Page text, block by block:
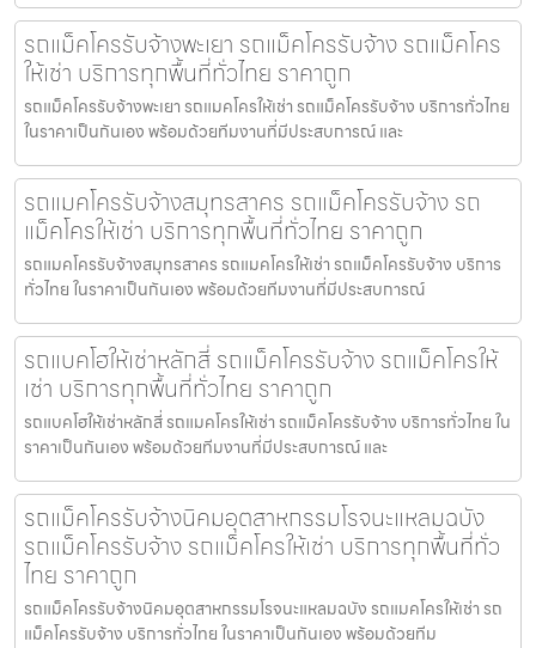
รถแม็คโครรับจ้างพะเยา รถแม็คโครรับจ้าง รถแม็คโคร
ให้เช่า บริการทุกพื้นที่ทั่วไทย ราคาถูก
รถแม็คโครรับจ้างพะเยา รถแมคโครให้เช่า รถแม็คโครรับจ้าง บริการทั่วไทย
ในราคาเป็นกันเอง พร้อมด้วยทีมงานที่มีประสบการณ์ และ
รถแมคโครรับจ้างสมุทรสาคร รถแม็คโครรับจ้าง รถ
แม็คโครให้เช่า บริการทุกพื้นที่ทั่วไทย ราคาถูก
รถแมคโครรับจ้างสมุทรสาคร รถแมคโครให้เช่า รถแม็คโครรับจ้าง บริการ
ทั่วไทย ในราคาเป็นกันเอง พร้อมด้วยทีมงานที่มีประสบการณ์
รถแบคโฮให้เช่าหลักสี่ รถแม็คโครรับจ้าง รถแม็คโครให้
เช่า บริการทุกพื้นที่ทั่วไทย ราคาถูก
รถแบคโฮให้เช่าหลักสี่ รถแมคโครให้เช่า รถแม็คโครรับจ้าง บริการทั่วไทย ใน
ราคาเป็นกันเอง พร้อมด้วยทีมงานที่มีประสบการณ์ และ
รถแม็คโครรับจ้างนิคมอุตสาหกรรมโรจนะแหลมฉบัง
รถแม็คโครรับจ้าง รถแม็คโครให้เช่า บริการทุกพื้นที่ทั่ว
ไทย ราคาถูก
รถแม็คโครรับจ้างนิคมอุตสาหกรรมโรจนะแหลมฉบัง รถแมคโครให้เช่า รถ
แม็คโครรับจ้าง บริการทั่วไทย ในราคาเป็นกันเอง พร้อมด้วยทีม